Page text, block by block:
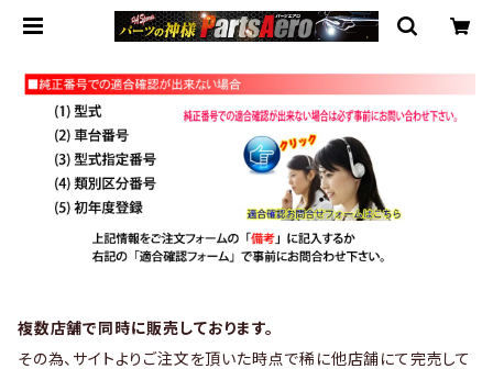
複数店舗で同時に販売しております。
その為、サイトよりご注文を頂いた時点で稀に他店舗にて完売して